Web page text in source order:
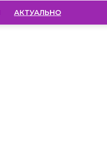
АКТУАЛЬНО